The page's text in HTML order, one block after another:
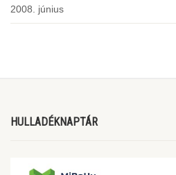
2008. június
HULLADÉKNAPTÁR